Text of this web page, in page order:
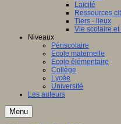
Laïcité
Ressources
Tiers - lieux
Vie scolaire et
Niveaux
Périscolaire
Ecole maternelle
Ecole élémentaire
Collège
Lycée
Université
Les auteurs
Menu